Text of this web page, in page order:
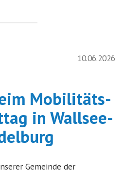
10.06.2026
Mobilitäts-
in Wallsee-
Gemeinde der